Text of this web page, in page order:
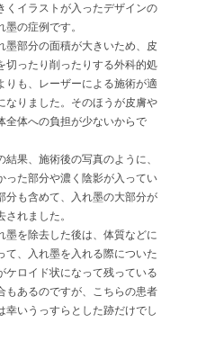
くイラストが入ったデザインの
墨の症例です。
墨部分の面積が大きいため、皮
切ったり削ったりする外科的処
りも、レーザーによる施術が適
なりました。そのほうが皮膚や
全体への負担が少ないからで
結果、施術後の写真のように、
った部分や濃く陰影が入ってい
分も含めて、入れ墨の大部分が
されました。
墨を除去した後は、体質などに
て、入れ墨を入れる際についた
ケロイド状になって残っている
もあるのですが、こちらの患者
幸いうっすらとした跡だけでし